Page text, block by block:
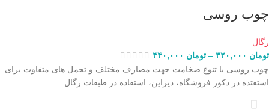
چوب روسی
رگال
تومان
– تومان
چوب روسی با تنوع ضخامت جهت مصارف مختلف و تحمل های متفاوت برای
استفتده در دکور فروشگاه، دیزاین، استفاده در طبقات رگال